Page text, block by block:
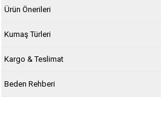
Ürün Önerileri
Kumaş Türleri
Kargo & Teslimat
Beden Rehberi